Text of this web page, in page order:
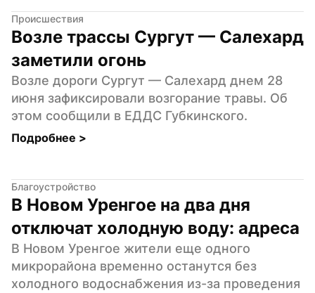
Происшествия
Возле трассы Сургут — Салехард
заметили огонь
Возле дороги Сургут — Салехард днем 28
июня зафиксировали возгорание травы. Об
этом сообщили в ЕДДС Губкинского.
Подробнее >
Благоустройство
В Новом Уренгое на два дня
отключат холодную воду: адреса
В Новом Уренгое жители еще одного
микрорайона временно останутся без
холодного водоснабжения из-за проведения